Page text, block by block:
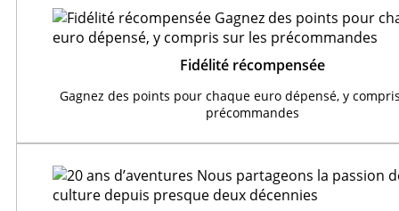
Fidélité récompensée
Gagnez des points pour chaque euro dépensé, y
précommandes